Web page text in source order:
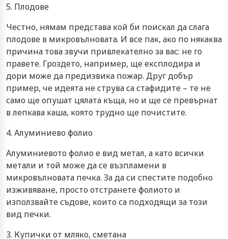
5. Плодове
Честно, нямам представа кой би поискал да слага
плодове в микровълновата. И все пак, ако по някаква
причина това звучи привлекателно за вас: не го
правете. Гроздето, например, ще експлодира и
дори може да предизвика пожар. Друг добър
пример, че идеята не струва са стафидите – те не
само ще опушат цялата къща, но и ще се превърнат
в лепкава каша, която трудно ще почистите.
4. Алуминиево фолио
Алуминиевото фолио е вид метал, а като всички
метали и той може да се възпламени в
микровълновата печка. За да си спестите подобно
изживяване, просто отстранете фолиото и
използвайте съдове, които са подходящи за този
вид печки.
3. Купички от мляко, сметана